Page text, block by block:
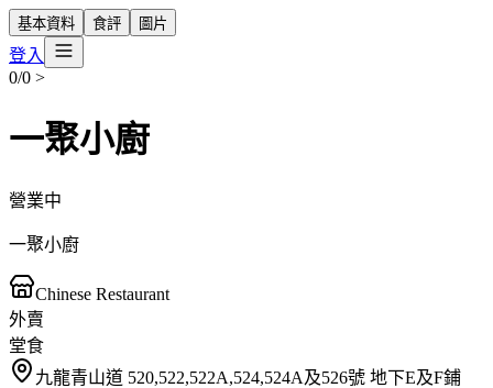
基本資料 食評 圖片
登入
0/0 >
一聚小廚
營業中
一聚小廚
Chinese Restaurant
外賣
堂食
九龍青山道 520,522,522A,524,524A及526號 地下E及F鋪